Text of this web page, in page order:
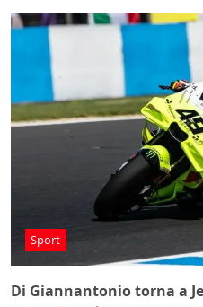
Sport
Di Giannantonio torna a